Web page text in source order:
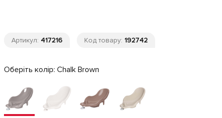
Артикул: 417216 Код товару: 192742
Оберіть колір: Chalk Brown